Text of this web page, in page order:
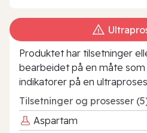
Produktet har tilsetninger
bearbeidet på en måte
indikatorer på en
Tilsetninger og prosesser
Aspartam